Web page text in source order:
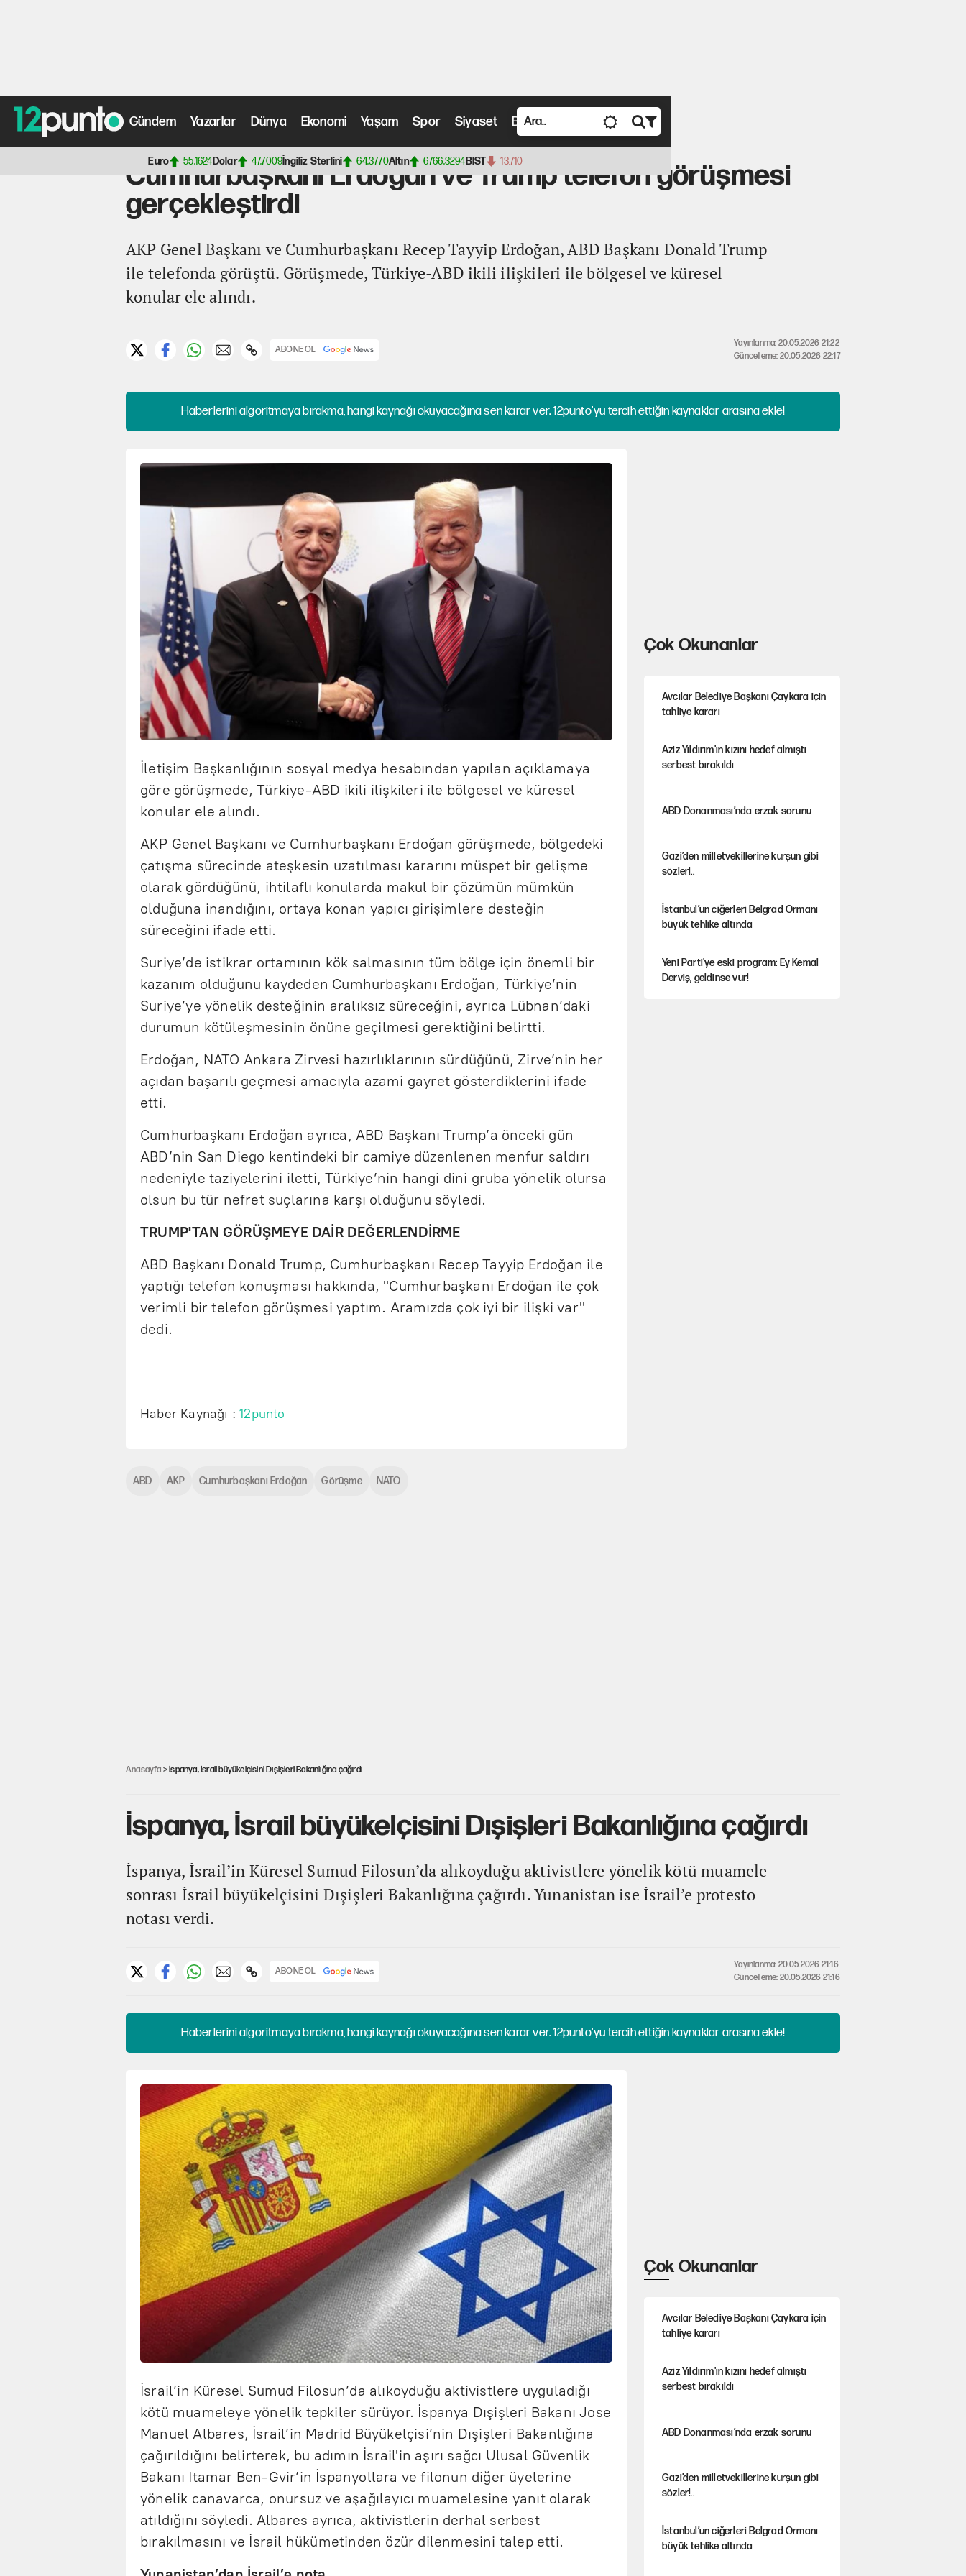
Gündem Yazarlar Dünya Ekonomi Yaşam Spor Siyaset Bilim ve Teknoloji Video
Euro 55,1624Dolar 47,7009İngiliz Sterlini 64,3770Altın 6766,3294BIST 13.710
Anasayfa>Gündem Haberleri> Cumhurbaşkanı Erdoğan ve Trump telefon görüşmesi gerçekleştirdi
Cumhurbaşkanı Erdoğan ve Trump telefon görüşmesi
gerçekleştirdi
AKP Genel Başkanı ve Cumhurbaşkanı Recep Tayyip Erdoğan, ABD Başkanı Donald Trump
ile telefonda görüştü. Görüşmede, Türkiye-ABD ikili ilişkileri ile bölgesel ve küresel
konular ele alındı.
ABONE OL
Yayınlanma: 20.05.2026 21:22
Güncelleme: 20.05.2026 22:17
Haberlerini algoritmaya bırakma, hangi kaynağı okuyacağına sen karar ver. 12punto'yu tercih ettiğin kaynaklar arasına ekle!
İletişim Başkanlığının sosyal medya hesabından yapılan açıklamaya
göre görüşmede, Türkiye-ABD ikili ilişkileri ile bölgesel ve küresel
konular ele alındı.
AKP Genel Başkanı ve Cumhurbaşkanı Erdoğan görüşmede, bölgedeki
çatışma sürecinde ateşkesin uzatılması kararını müspet bir gelişme
olarak gördüğünü, ihtilaflı konularda makul bir çözümün mümkün
olduğuna inandığını, ortaya konan yapıcı girişimlere desteğin
süreceğini ifade etti.
Suriye’de istikrar ortamının kök salmasının tüm bölge için önemli bir
kazanım olduğunu kaydeden Cumhurbaşkanı Erdoğan, Türkiye’nin
Suriye’ye yönelik desteğinin aralıksız süreceğini, ayrıca Lübnan’daki
durumun kötüleşmesinin önüne geçilmesi gerektiğini belirtti.
Erdoğan, NATO Ankara Zirvesi hazırlıklarının sürdüğünü, Zirve’nin her
açıdan başarılı geçmesi amacıyla azami gayret gösterdiklerini ifade
etti.
Cumhurbaşkanı Erdoğan ayrıca, ABD Başkanı Trump’a önceki gün
ABD’nin San Diego kentindeki bir camiye düzenlenen menfur saldırı
nedeniyle taziyelerini iletti, Türkiye’nin hangi dini gruba yönelik olursa
olsun bu tür nefret suçlarına karşı olduğunu söyledi.
TRUMP'TAN GÖRÜŞMEYE DAİR DEĞERLENDİRME
ABD Başkanı Donald Trump, Cumhurbaşkanı Recep Tayyip Erdoğan ile
yaptığı telefon konuşması hakkında, "Cumhurbaşkanı Erdoğan ile çok
verimli bir telefon görüşmesi yaptım. Aramızda çok iyi bir ilişki var"
dedi.
Haber Kaynağı :12punto
Çok Okunanlar
Avcılar Belediye Başkanı Çaykara için
tahliye kararı
Aziz Yıldırım'ın kızını hedef almıştı
serbest bırakıldı
ABD Donanması’nda erzak sorunu
Gazi’den milletvekillerine kurşun gibi
sözler!..
İstanbul’un ciğerleri Belgrad Ormanı
büyük tehlike altında
Yeni Parti'ye eski program: Ey Kemal
Derviş, geldinse vur!
ABD AKP Cumhurbaşkanı Erdoğan Görüşme NATO
Anasayfa > İspanya, İsrail büyükelçisini Dışişleri Bakanlığına çağırdı
İspanya, İsrail büyükelçisini Dışişleri Bakanlığına çağırdı
İspanya, İsrail’in Küresel Sumud Filosun’da alıkoyduğu aktivistlere yönelik kötü muamele
sonrası İsrail büyükelçisini Dışişleri Bakanlığına çağırdı. Yunanistan ise İsrail’e protesto
notası verdi.
ABONE OL
Yayınlanma: 20.05.2026 21:16
Güncelleme: 20.05.2026 21:16
Haberlerini algoritmaya bırakma, hangi kaynağı okuyacağına sen karar ver. 12punto'yu tercih ettiğin kaynaklar arasına ekle!
İsrail’in Küresel Sumud Filosun’da alıkoyduğu aktivistlere uyguladığı
kötü muameleye yönelik tepkiler sürüyor. İspanya Dışişleri Bakanı Jose
Manuel Albares, İsrail’in Madrid Büyükelçisi’nin Dışişleri Bakanlığına
çağırıldığını belirterek, bu adımın İsrail'in aşırı sağcı Ulusal Güvenlik
Bakanı Itamar Ben-Gvir’in İspanyollara ve filonun diğer üyelerine
yönelik canavarca, onursuz ve aşağılayıcı muamelesine yanıt olarak
atıldığını söyledi. Albares ayrıca, aktivistlerin derhal serbest
bırakılmasını ve İsrail hükümetinden özür dilenmesini talep etti.
Çok Okunanlar
Avcılar Belediye Başkanı Çaykara için
tahliye kararı
Aziz Yıldırım'ın kızını hedef almıştı
serbest bırakıldı
ABD Donanması’nda erzak sorunu
Gazi’den milletvekillerine kurşun gibi
sözler!..
İstanbul’un ciğerleri Belgrad Ormanı
büyük tehlike altında